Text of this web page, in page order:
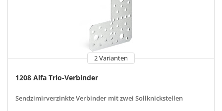
2 Varianten
1208 Alfa Trio-Verbinder
Sendzimirverzinkte Verbinder mit zwei Sollknickstellen